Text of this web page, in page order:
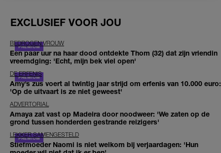
EXCLUSIEF VOOR JOU
BEDROGEN VROUW
Een paar uur na haar dood ontdekte Thom (32) dat zijn vriendin
vreemdging: 'Echt, mijn bek viel open'
DE ERFENIS
Amy’s zus voert al twintig jaar strijd om erfenis van 10.000 euro:
'Op de uitvaart is ze niet geweest'
ADVERTORIAL
Amaya zat vast op Madeira door noodweer: 'We zaten op de
grond tussen honderden gestrande reizigers'
LEKKER SAMENGESTELD
Stiefmoeder Naomi is niet welkom bij verjaardagen: 'Hun